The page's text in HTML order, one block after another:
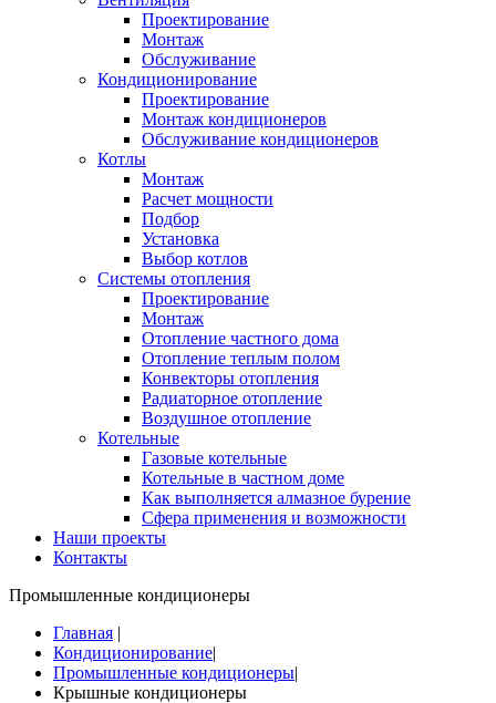
Проектирование
Монтаж
Обслуживание
Кондиционирование
Проектирование
Монтаж кондиционеров
Обслуживание кондиционеров
Котлы
Монтаж
Расчет мощности
Подбор
Установка
Выбор котлов
Системы отопления
Проектирование
Монтаж
Отопление частного дома
Отопление теплым полом
Конвекторы отопления
Радиаторное отопление
Воздушное отопление
Котельные
Газовые котельные
Котельные в частном доме
Как выполняется алмазное бурение
Сфера применения и возможности
Наши проекты
Контакты
Промышленные кондиционеры
Главная |
Кондиционирование|
Промышленные кондиционеры|
Крышные кондиционеры